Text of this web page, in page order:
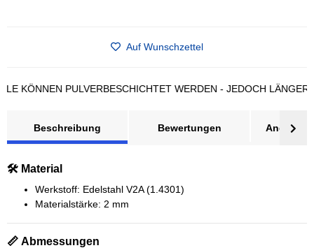
Auf Wunschzettel
PULVERBESCHICHTET WERDEN - JEDOCH LÄNGERE
Beschreibung Bewertungen Angebot
🛠️ Material
Werkstoff: Edelstahl V2A (1.4301)
Materialstärke: 2 mm
📏 Abmessungen